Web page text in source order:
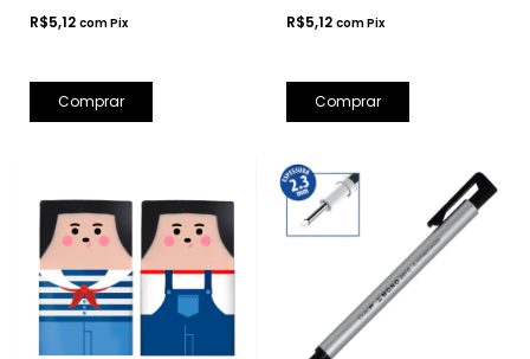
R$5,12 comPix
Comprar
R$5,12 comPix